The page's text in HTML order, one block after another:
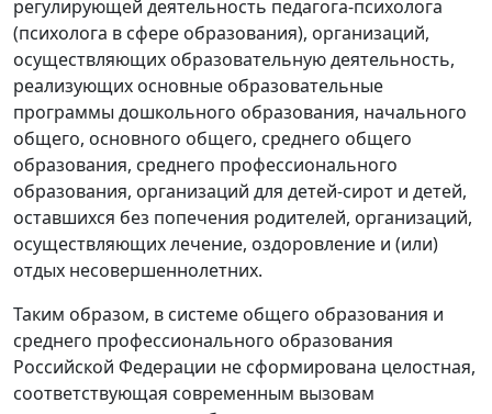
регулирующей деятельность педагога-психолога
(психолога в сфере образования), организаций,
осуществляющих образовательную деятельность,
реализующих основные образовательные
программы дошкольного образования, начального
общего, основного общего, среднего общего
образования, среднего профессионального
образования, организаций для детей-сирот и детей,
оставшихся без попечения родителей, организаций,
осуществляющих лечение, оздоровление и (или)
отдых несовершеннолетних.
Таким образом, в системе общего образования и
среднего профессионального образования
Российской Федерации не сформирована целостная,
соответствующая современным вызовам